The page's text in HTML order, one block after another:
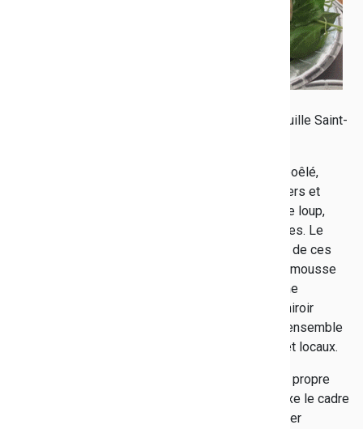
chutney de pomme, et pain aux figues et une coquille Saint-
Le repas s'est poursuivi par une pièce de bœuf poêlé,
sauce foie gras, gratin de pomme de terre au Salers et
fagot de haricots verts ou un cannelloni de filet de loup,
sauce armoricaine, riz blanc et mousse de légumes. Le
dessert était également à la hauteur des papilles de ces
fins gourmets avec au choix : une bûche de Noël, mousse
chocolat noir, mousse chocolat blanc ou un agrume
mandarine, mousse mandarine, mousse vanille, miroir
mandarine ou un miroir au caramel beurre salé. L'ensemble
du menu était élaboré à partir des produits frais et locaux.
Rappelons que 93 % des collèges varois ont leur propre
cuisine et un personnel dédié. Le Département fixe le cadre
général mais chaque collège dispose, pour faciliter